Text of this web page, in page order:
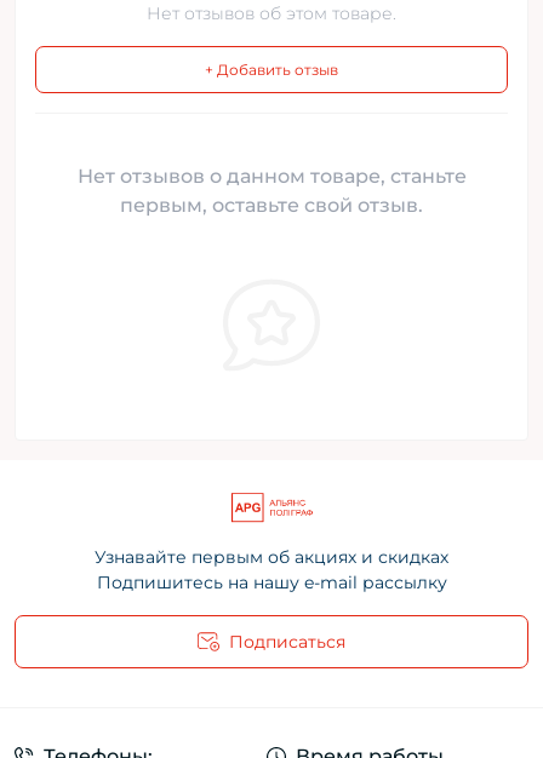
Нет отзывов об этом товаре.
+ Добавить отзыв
Нет отзывов о данном товаре, станьте
первым, оставьте свой отзыв.
Узнавайте первым об акциях и скидках
Подпишитесь на нашу e-mail рассылку
Подписаться
Условия использования сайта